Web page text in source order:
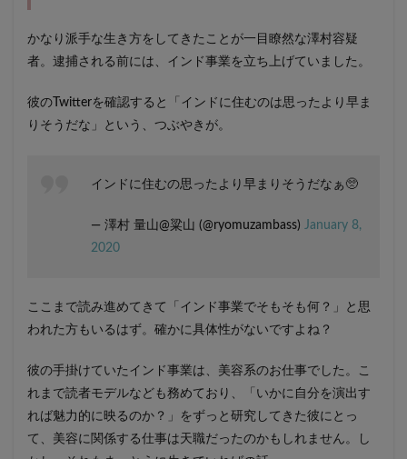
かなり派手な生き方をしてきたことが一目瞭然な澤村容疑
者。逮捕される前には、インド事業を立ち上げていました。
彼のTwitterを確認すると「インドに住むのは思ったより早ま
りそうだな」という、つぶやきが。
インドに住むの思ったより早まりそうだなぁ🥺
— 澤村 量山@粱山 (@ryomuzambass) January 8,
2020
ここまで読み進めてきて「インド事業でそもそも何？」と思
われた方もいるはず。確かに具体性がないですよね？
彼の手掛けていたインド事業は、美容系のお仕事でした。こ
れまで読者モデルなども務めており、「いかに自分を演出す
れば魅力的に映るのか？」をずっと研究してきた彼にとっ
て、美容に関係する仕事は天職だったのかもしれません。し